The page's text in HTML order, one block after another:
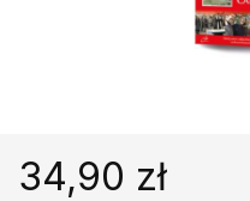
Dewocjonalia
34,90 zł